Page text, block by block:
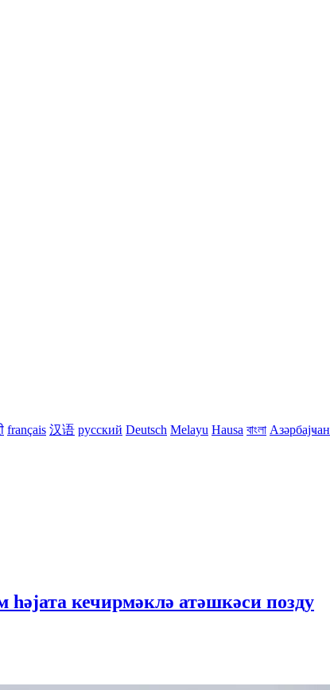
français 汉语 русский Deutsch Melayu Hausa বাংলা Азәрбајҹан
кечирмәклә атәшкәси позду